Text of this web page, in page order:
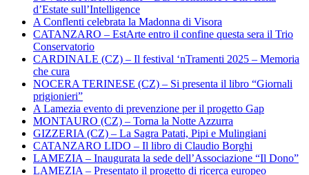
d’Estate sull’Intelligence
A Conflenti celebrata la Madonna di Visora
CATANZARO – EstArte entro il confine questa sera il Trio
Conservatorio
CARDINALE (CZ) – Il festival ‘nTramenti 2025 – Memoria
che cura
NOCERA TERINESE (CZ) – Si presenta il libro “Giornali
prigionieri”
A Lamezia evento di prevenzione per il progetto Gap
MONTAURO (CZ) – Torna la Notte Azzurra
GIZZERIA (CZ) – La Sagra Patati, Pipi e Mulingiani
CATANZARO LIDO – Il libro di Claudio Borghi
LAMEZIA – Inaugurata la sede dell’Associazione “Il Dono”
LAMEZIA – Presentato il progetto di ricerca europeo